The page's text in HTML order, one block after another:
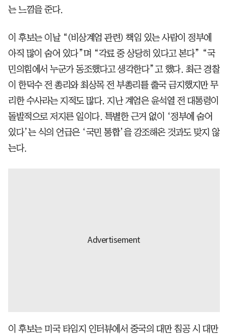
는 느낌을 준다.
이 후보는 이날 “(비상계엄 관련) 책임 있는 사람이 정부에
아직 많이 숨어 있다”며 “각료 중 상당히 있다고 본다” “국
민의힘에서 누군가 동조했다고 생각한다”고 했다. 최근 경찰
이 한덕수 전 총리와 최상목 전 부총리를 출국 금지했지만 무
리한 수사라는 지적도 많다. 지난 계엄은 윤석열 전 대통령이
돌발적으로 저지른 일이다. 특별한 근거 없이 ‘정부에 숨어
있다’는 식의 언급은 ‘국민 통합’을 강조해온 것과도 맞지 않
는다.
이 후보는 미국 타임지 인터뷰에서 중국의 대만 침공 시 대만